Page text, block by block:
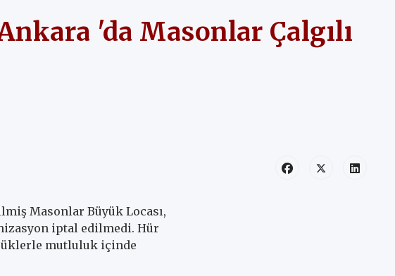
'da Masonlar Çalgılı
Masonlar Büyük Locası,
iptal edilmedi. Hür
mutluluk içinde